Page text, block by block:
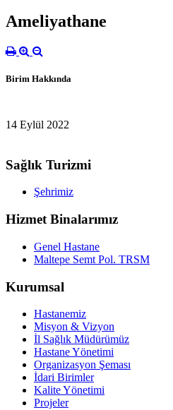
Ameliyathane
Birim Hakkında
14 Eylül 2022
Sağlık Turizmi
Şehrimiz
Hizmet Binalarımız
Genel Hastane
Maltepe Semt Pol. TRSM
Kurumsal
Hastanemiz
Misyon & Vizyon
İl Sağlık Müdürümüz
Hastane Yönetimi
Organizasyon Şeması
İdari Birimler
Kalite Yönetimi
Projeler